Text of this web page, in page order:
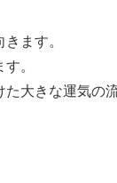
ます。
。
た大きな運気の